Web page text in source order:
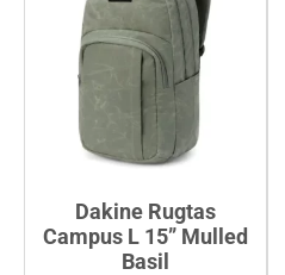
Dakine Rugtas
Campus L 15” Mulled
Basil